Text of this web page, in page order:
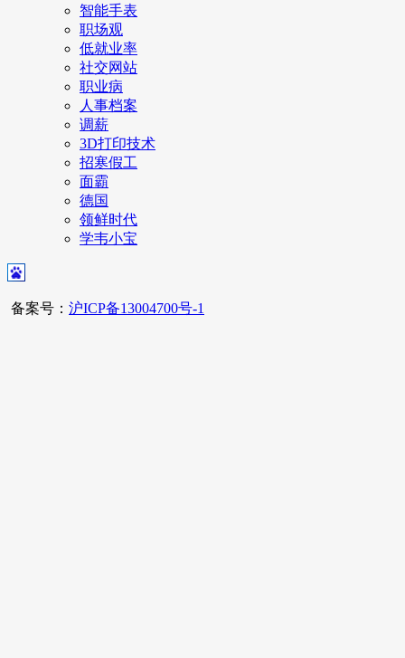
智能手表
职场观
低就业率
社交网站
职业病
人事档案
调薪
3D打印技术
招寒假工
面霸
德国
领鲜时代
学韦小宝
备案号： 沪ICP备13004700号-1